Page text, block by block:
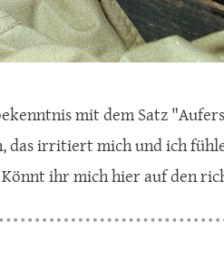
mit dem Satz
das irritiert mich und ich
ihr mich hier auf den